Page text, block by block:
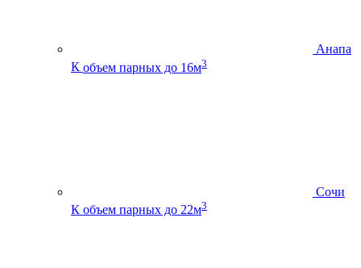
Анапа
К объем парных до 16м3
Сочи
К объем парных до 22м3